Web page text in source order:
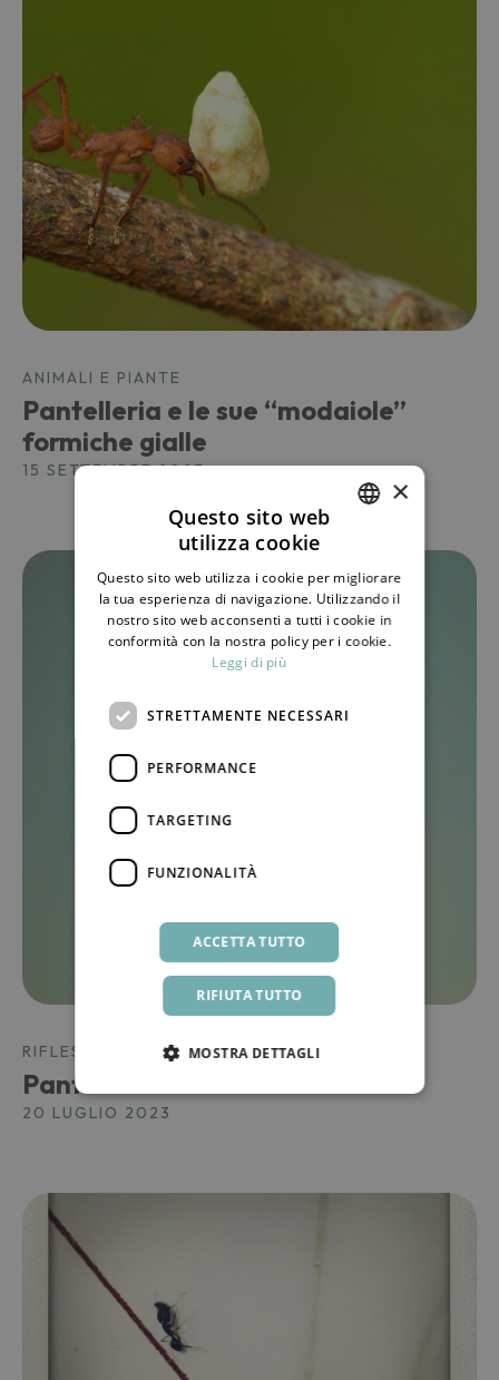
ANIMALI E PIANTE
Pantelleria e le sue “modaiole”
formiche gialle
15 SETTEMBRE 2023
RIFLESSIONI DA PANTELLERIA
Pantelleria e la “caldazza”
20 LUGLIO 2023
ENGLISH
×
Questo sito web
utilizza cookie
Questo sito web utilizza i cookie per migliorare
la tua esperienza di navigazione. Utilizzando il
nostro sito web acconsenti a tutti i cookie in
conformità con la nostra policy per i cookie.
Leggi di più
STRETTAMENTE NECESSARI
PERFORMANCE
TARGETING
FUNZIONALITÀ
ACCETTA TUTTO
RIFIUTA TUTTO
MOSTRA DETTAGLI